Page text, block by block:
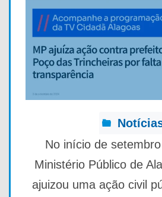
No início de
Ministério Público de
ajuizou uma ação civil